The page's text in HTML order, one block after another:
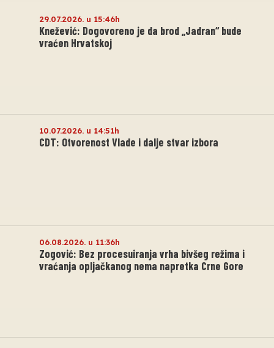
29.07.2026. u 15:46h
Knežević: Dogovoreno je da brod „Jadran“ bude
vraćen Hrvatskoj
10.07.2026. u 14:51h
CDT: Otvorenost Vlade i dalje stvar izbora
06.08.2026. u 11:36h
Zogović: Bez procesuiranja vrha bivšeg režima i
vraćanja opljačkanog nema napretka Crne Gore